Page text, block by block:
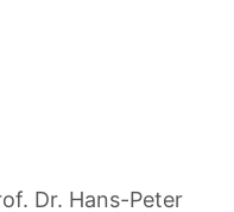
Dr. Hans-Peter